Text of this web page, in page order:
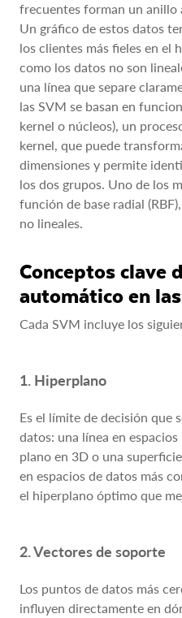
frecuentes forman un anillo
Un gráfico de estos datos
los clientes más fieles en el
como los datos no son
una línea que separe
las SVM se basan en
kernel o núcleos), un
kernel, que puede
dimensiones y permite
los dos grupos. Uno de los
función de base radial
no lineales.
Conceptos clave
automático en
Cada SVM incluye los
1. Hiperplano
Es el límite de decisión que
datos: una línea en
plano en 3D o una
en espacios de datos más
el hiperplano óptimo que
2. Vectores de soporte
Los puntos de datos más
influyen directamente en